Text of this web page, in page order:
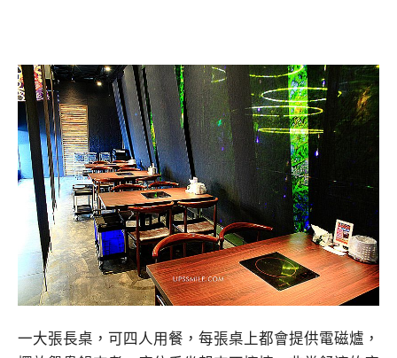
一大張長桌，可四人用餐，每張桌上都會提供電磁爐，